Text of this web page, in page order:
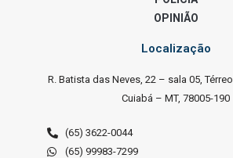
OPINIÃO
Localização
R. Batista das Neves, 22 – sala 05,
Cuiabá – MT, 78005-190
(65) 3622-0044
(65) 99983-7299